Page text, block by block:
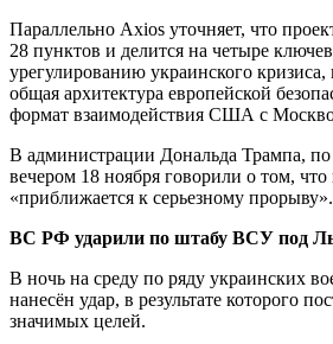
Параллельно Axios уточняет, что
28 пунктов и делится на четыре
урегулированию украинского кризиса,
общая архитектура европейской
формат взаимодействия США с
В администрации Дональда Трампа,
вечером 18 ноября говорили о том,
«приближается к серьезному прорыву».
ВС РФ ударили по штабу ВСУ под
В ночь на среду по ряду украинских
нанесён удар, в результате которого
значимых целей.